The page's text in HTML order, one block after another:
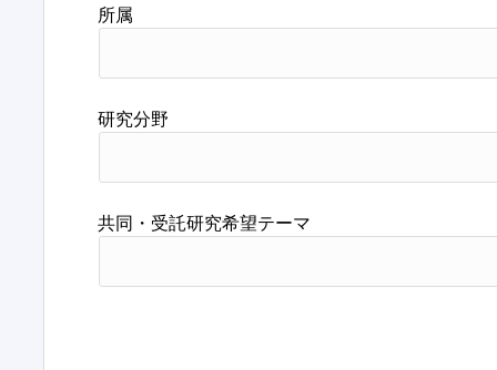
所属
研究分野
共同・受託研究希望テーマ